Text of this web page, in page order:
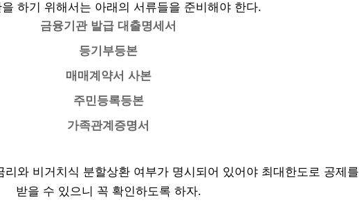
하기 위해서는 아래의 서류들을 준비해야 한다.
금융기관 발급 대출명세서
등기부등본
매매계약서 사본
주민등록등본
가족관계증명서
리와 비거치식 분할상환 여부가 명시되어 있어야 최대한도로 공제를
받을 수 있으니 꼭 확인하도록 하자.